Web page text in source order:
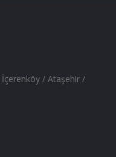
İçerenköy / Ataşehir /